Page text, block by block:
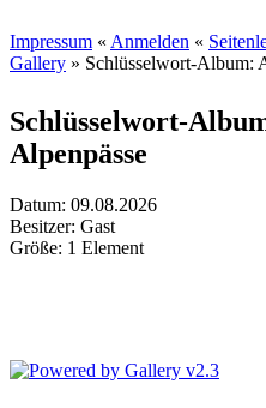
Impressum « Anmelden «
Gallery » Schlüsselwort-Album:
Schlüsselwort-
Alpenpässe
Datum: 09.08.2026
Besitzer: Gast
Größe: 1 Element